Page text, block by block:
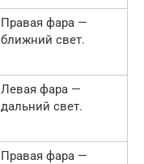
Правая фара —
ближний свет.
Левая фара —
дальний свет.
Правая фара —